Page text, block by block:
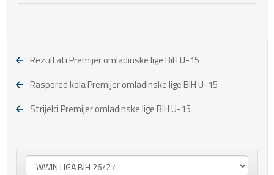
Rezultati Premijer omladinske lige BiH U-15
Raspored kola Premijer omladinske lige BiH U-15
Strijelci Premijer omladinske lige BiH U-15